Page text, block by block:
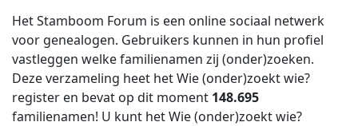
Het Stamboom Forum is een online sociaal netwerk
voor genealogen. Gebruikers kunnen in hun profiel
vastleggen welke familienamen zij (onder)zoeken.
Deze verzameling heet het Wie (onder)zoekt wie?
register en bevat op dit moment 148.695
familienamen! U kunt het Wie (onder)zoekt wie?